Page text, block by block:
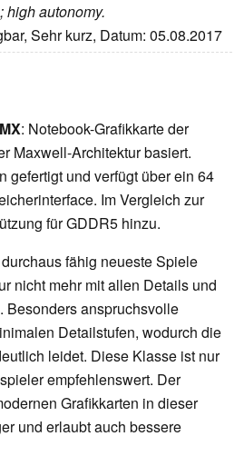
high autonomy.
Sehr kurz, Datum: 05.08.2017
: Notebook-Grafikkarte der
Maxwell-Architektur basiert.
gefertigt und verfügt über ein 64
Im Vergleich zur
für GDDR5 hinzu.
fähig neueste Spiele
nicht mehr mit allen Details und
Besonders anspruchsvolle
Detailstufen, wodurch die
leidet. Diese Klasse ist nur
empfehlenswert. Der
Grafikkarten in dieser
und erlaubt auch bessere